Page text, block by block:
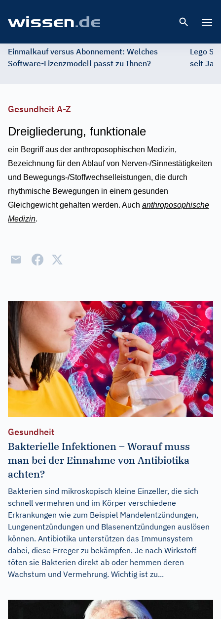
Einmalkauf versus Abonnement: Welches
Software-Lizenzmodell passt zu Ihnen?
Lego
seit
Gesundheit A-Z
Dreigliederung, funktionale
ein Begriff aus der anthroposophischen Medizin,
Bezeichnung für den Ablauf von Nerven-/Sinnestätigkeiten
und Bewegungs-/Stoffwechselleistungen, die durch
rhythmische Bewegungen in einem gesunden
Gleichgewicht gehalten werden. Auch anthroposophische
Medizin.
Gesundheit
Bakterielle Infektionen – Worauf muss
man bei der Einnahme von Antibiotika
achten?
Bakterien sind mikroskopisch kleine Einzeller, die sich
schnell vermehren und im Körper verschiedene
Erkrankungen wie zum Beispiel Mandelentzündungen,
Lungenentzündungen und Blasenentzündungen auslösen
können. Antibiotika unterstützen das Immunsystem
dabei, diese Erreger zu bekämpfen. Je nach Wirkstoff
töten sie Bakterien direkt ab oder hemmen deren
Wachstum und Vermehrung. Wichtig ist zu...